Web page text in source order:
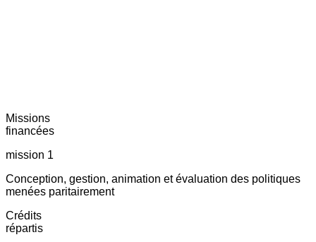
Missions
financées
mission 1
Conception, gestion, animation et évaluation des politiques
menées paritairement
Crédits
répartis